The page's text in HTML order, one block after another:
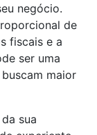
negócio.
de
fiscais e a
ser uma
maior
sua